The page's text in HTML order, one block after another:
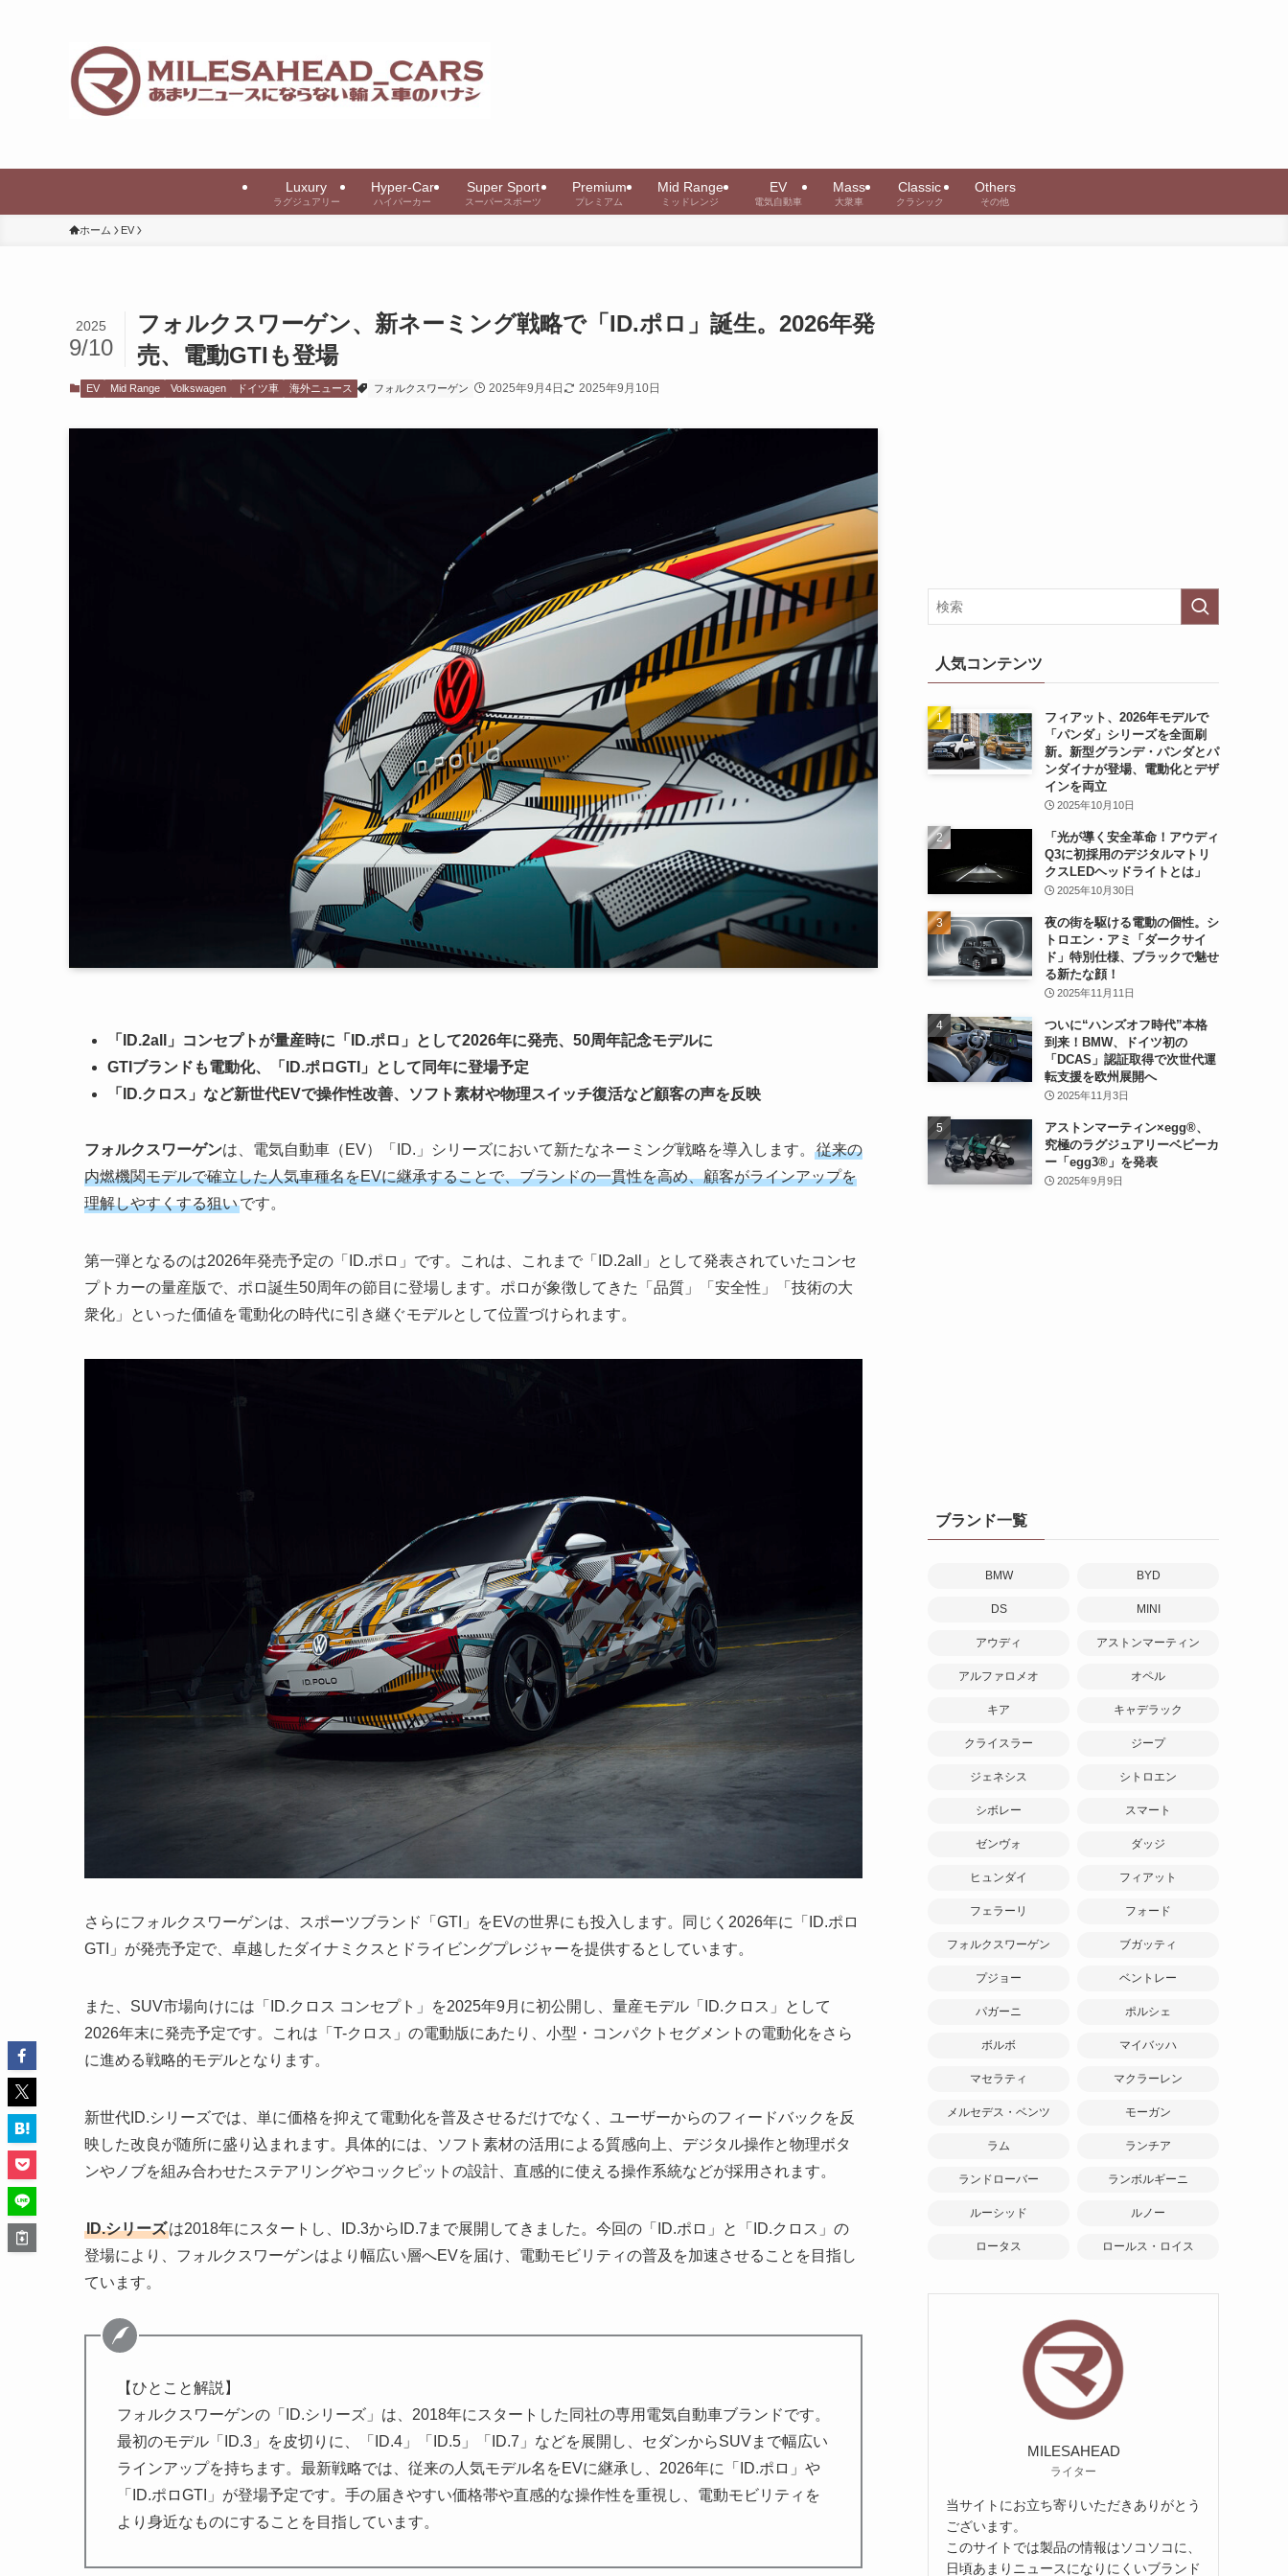
Luxury
ラグジュアリー
Hyper-Car
ハイパーカー
Super Sport
スーパースポーツ
Premium
プレミアム
Mid Range
ミッドレンジ
EV
電気自動車
Mass
大衆車
Classic
クラシック
Others
その他
ホーム EV
フォルクスワーゲン、新ネーミング戦略で「ID.ポロ」誕生。2026年発
売、電動GTIも登場
2025
9/10
EV Mid Range Volkswagen ドイツ車 海外ニュース フォルクスワーゲン 2025年9月4日 2025年9月10日
「ID.2all」コンセプトが量産時に「ID.ポロ」として2026年に発売、50周年記念モデルに
GTIブランドも電動化、「ID.ポロGTI」として同年に登場予定
「ID.クロス」など新世代EVで操作性改善、ソフト素材や物理スイッチ復活など顧客の声を反映
フォルクスワーゲンは、電気自動車（EV）「ID.」シリーズにおいて新たなネーミング戦略を導入します。
従来の
内燃機関モデルで確立した人気車種名をEVに継承することで、ブランドの一貫性を高め、顧客がラインアップを
理解しやすくする狙いです。
第一弾となるのは2026年発売予定の「ID.ポロ」です。これは、これまで「ID.2all」として発表されていたコンセ
プトカーの量産版で、ポロ誕生50周年の節目に登場します。ポロが象徴してきた「品質」「安全性」「技術の大
衆化」といった価値を電動化の時代に引き継ぐモデルとして位置づけられます。
さらにフォルクスワーゲンは、スポーツブランド「GTI」をEVの世界にも投入します。同じく2026年に「ID.ポロ
GTI」が発売予定で、卓越したダイナミクスとドライビングプレジャーを提供するとしています。
また、SUV市場向けには「ID.クロス コンセプト」を2025年9月に初公開し、量産モデル「ID.クロス」として
2026年末に発売予定です。これは「T-クロス」の電動版にあたり、小型・コンパクトセグメントの電動化をさら
に進める戦略的モデルとなります。
新世代ID.シリーズでは、単に価格を抑えて電動化を普及させるだけでなく、ユーザーからのフィードバックを反
映した改良が随所に盛り込まれます。具体的には、ソフト素材の活用による質感向上、デジタル操作と物理ボタ
ンやノブを組み合わせたステアリングやコックピットの設計、直感的に使える操作系統などが採用されます。
ID.シリーズは2018年にスタートし、ID.3からID.7まで展開してきました。今回の「ID.ポロ」と「ID.クロス」の
登場により、フォルクスワーゲンはより幅広い層へEVを届け、電動モビリティの普及を加速させることを目指し
ています。
【ひとこと解説】
フォルクスワーゲンの「ID.シリーズ」は、2018年にスタートした同社の専用電気自動車ブランドです。
最初のモデル「ID.3」を皮切りに、「ID.4」「ID.5」「ID.7」などを展開し、セダンからSUVまで幅広い
ラインアップを持ちます。最新戦略では、従来の人気モデル名をEVに継承し、2026年に「ID.ポロ」や
「ID.ポロGTI」が登場予定です。手の届きやすい価格帯や直感的な操作性を重視し、電動モビリティを
より身近なものにすることを目指しています。
人気コンテンツ
フィアット、2026年モデルで
「パンダ」シリーズを全面刷
新。新型グランデ・パンダとパ
ンダイナが登場、電動化とデザ
インを両立
2025年10月10日
「光が導く安全革命！アウディ
Q3に初採用のデジタルマトリ
クスLEDヘッドライトとは」
2025年10月30日
夜の街を駆ける電動の個性。シ
トロエン・アミ「ダークサイ
ド」特別仕様、ブラックで魅せ
る新たな顔！
2025年11月11日
ついに“ハンズオフ時代”本格
到来！BMW、ドイツ初の
「DCAS」認証取得で次世代運
転支援を欧州展開へ
2025年11月3日
アストンマーティン×egg®、
究極のラグジュアリーベビーカ
ー「egg3®」を発表
2025年9月9日
ブランド一覧
BMW BYD
DS MINI
アウディ アストンマーティン
アルファロメオ オペル
キア キャデラック
クライスラー ジープ
ジェネシス シトロエン
シボレー スマート
ゼンヴォ ダッジ
ヒュンダイ フィアット
フェラーリ フォード
フォルクスワーゲン ブガッティ
プジョー ベントレー
パガーニ ポルシェ
ボルボ マイバッハ
マセラティ マクラーレン
メルセデス・ベンツ モーガン
ラム ランチア
ランドローバー ランボルギーニ
ルーシッド ルノー
ロータス ロールス・ロイス
MILESAHEAD
ライター
当サイトにお立ち寄りいただきありがとう
ございます。
このサイトでは製品の情報はソコソコに、
日頃あまりニュースになりにくいブランド